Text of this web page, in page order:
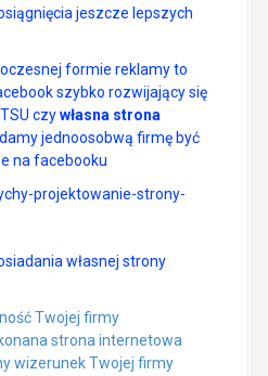
jeszcze lepszych
formie reklamy to
szybko rozwijający się
czywłasna strona
jednoosobwą firmę być
na facebooku
własnej strony
Twojej firmy
strona internetowa
wizerunek Twojej firmy